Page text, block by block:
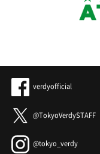
verdyofficial
@TokyoVerdySTAFF
@tokyo_verdy